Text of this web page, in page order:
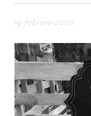
19 febrero 2020